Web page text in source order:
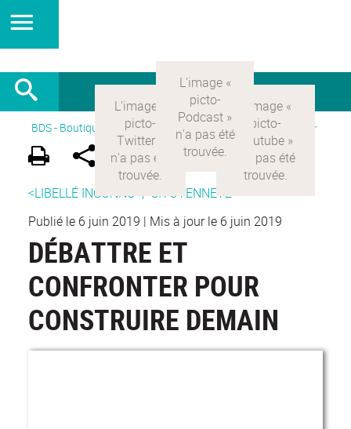
BDS - Boutique des sciences Version Française>Participer
<LIBELLÉ INCONNU>, CITOYENNETÉ
Publié le 6 juin 2019 | Mis à jour le 6 juin 2019
DÉBATTRE ET
CONFRONTER POUR
CONSTRUIRE DEMAIN